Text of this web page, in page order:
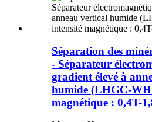
Séparation des
- Séparateur
gradient élevé à
humide (LHGC-
magnétique : 0,4T-